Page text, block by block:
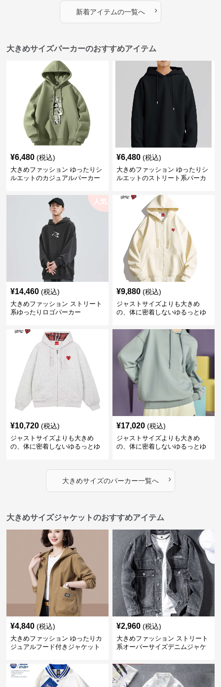
新着アイテムの一覧へ ›
大きめサイズパーカーのおすすめアイテム
¥6,480 (税込)
大きめファッション ゆったりシ
ルエットのカジュアルパーカー
¥6,480 (税込)
大きめファッション ゆったりシ
ルエットのストリート系パーカ
人気
¥14,460 (税込)
大きめファッション ストリート
系ゆったりロゴパーカー
¥9,880 (税込)
ジャストサイズよりも大きめ
の、体に密着しないゆるっとゆ
ゆったりハッピーハート ジップ
アップパーカー
¥10,720 (税込)
ジャストサイズよりも大きめ
の、体に密着しないゆるっとゆ
アップパーカー
¥17,020 (税込)
ジャストサイズよりも大きめ
の、体に密着しないゆるっとゆ
大きめサイズのパーカー一覧へ ›
大きめサイズジャケットのおすすめアイテム
¥4,840 (税込)
大きめファッション ゆったりカ
ジュアルフード付きジャケット
¥2,960 (税込)
大きめファッション ストリート
系オーバーサイズデニムジャケ